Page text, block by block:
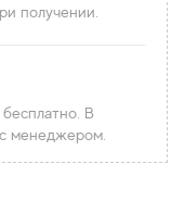
получении.
В
менеджером.